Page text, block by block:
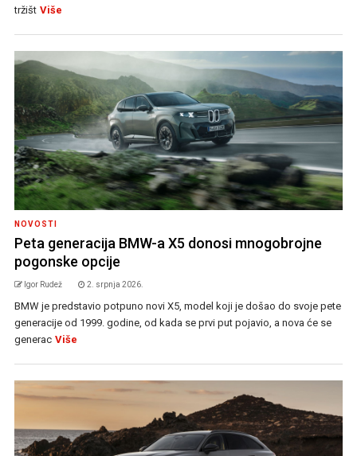
tržišt Više
NOVOSTI
Peta generacija BMW-a X5 donosi mnogobrojne
pogonske opcije
Igor Rudež 2. srpnja 2026.
BMW je predstavio potpuno novi X5, model koji je došao do svoje pete
generacije od 1999. godine, od kada se prvi put pojavio, a nova će se
generac Više